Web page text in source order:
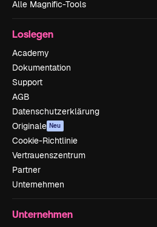
Alle Magnific-Tools
Loslegen
Academy
Dokumentation
Support
AGB
Datenschutzerklärung
Originale Neu
Cookie-Richtlinie
Vertrauenszentrum
Partner
Unternehmen
Unternehmen